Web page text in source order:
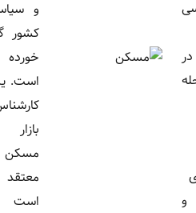
و سیاسی
کشور گره
خورده
است. یک
کارشناس
بازار
مسکن
معتقد
است در